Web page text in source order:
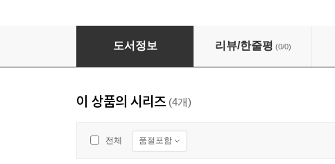
하루 5분 꼬마 기관차 토마스와 친구들 3
도서정보 리뷰/한줄평 (0/0)
이 상품의 시리즈 (4개)
전체 품절포함